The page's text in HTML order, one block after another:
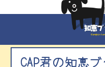
CAP君の知恵